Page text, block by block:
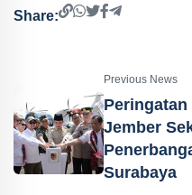
Share:
Previous News
Jember
Surabaya